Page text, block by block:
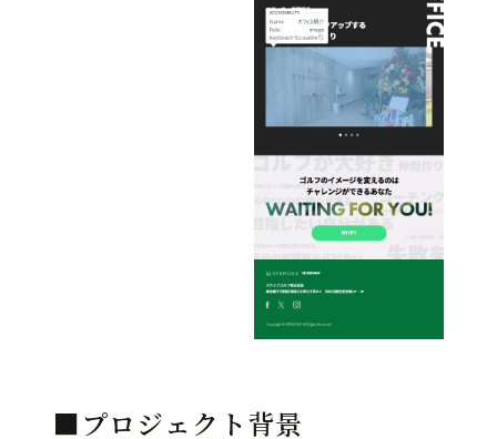
■プロジェクト背景